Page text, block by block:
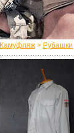
Камуфляж > Рубашки